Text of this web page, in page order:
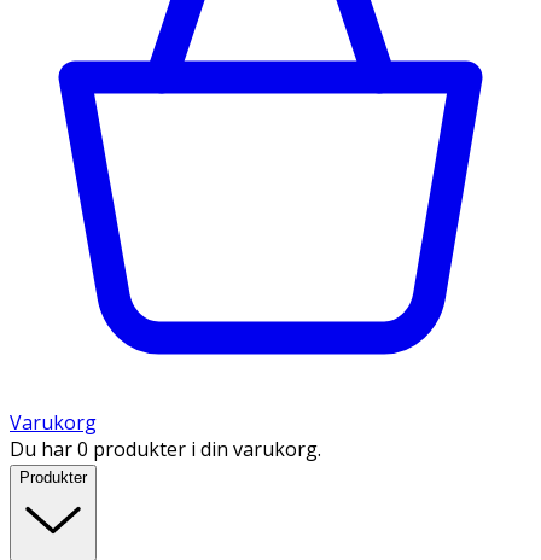
Varukorg
Du har 0 produkter i din varukorg.
Produkter